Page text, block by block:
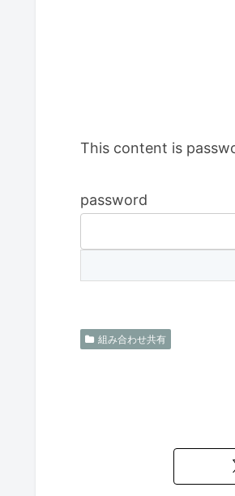
This content is
password
組み合わせ共有